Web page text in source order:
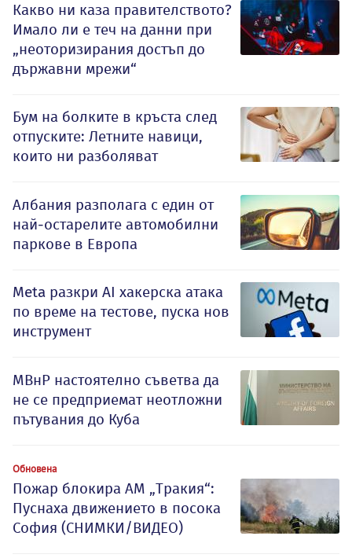
Какво ни каза правителството?
Имало ли е теч на данни при
„неоторизирания достъп до
държавни мрежи“
Бум на болките в кръста след
отпуските: Летните навици,
които ни разболяват
Албания разполага с един от
най-остарелите автомобилни
паркове в Европа
Meta разкри AI хакерска атака
по време на тестове, пуска нов
инструмент
МВнР настоятелно съветва да
не се предприемат неотложни
пътувания до Куба
Обновена
Пожар блокира АМ „Тракия“:
Пуснаха движението в посока
София (СНИМКИ/ВИДЕО)